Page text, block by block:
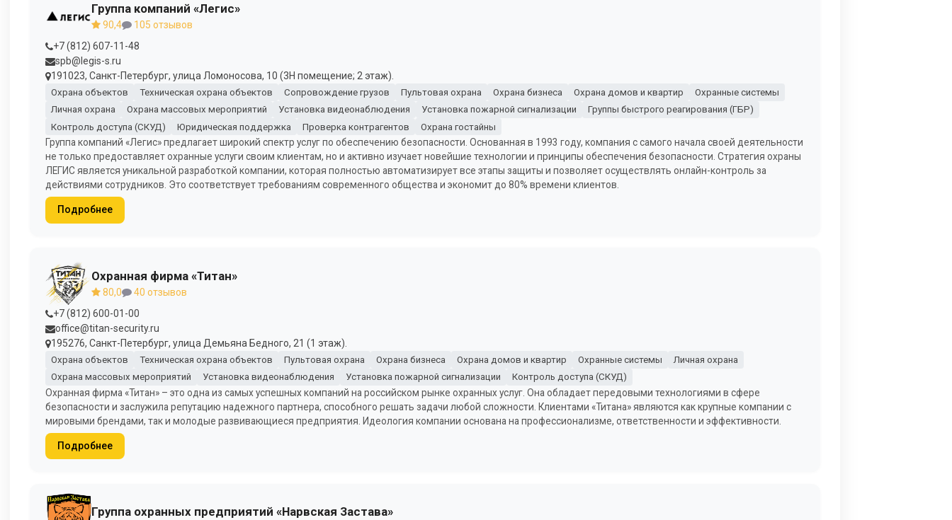
Группа компаний «Легис»
90,4
105 отзывов
+7 (812) 607-11-48
spb@legis-s.ru
191023, Санкт-Петербург, улица Ломоносова, 10 (3Н помещение; 2 этаж).
Охрана объектов Техническая охрана объектов Сопровождение грузов Пультовая охрана Охрана бизнеса Охрана домов и квартир
Охранные системы
Личная охрана
Охрана массовых мероприятий Установка видеонаблюдения Установка пожарной сигнализации
Группы быстрого реагирования (ГБР)
Контроль доступа (СКУД)
Юридическая поддержка Проверка контрагентов Охрана гостайны
Группа компаний «Легис» предлагает широкий спектр услуг по обеспечению безопасности. Основанная в 1993 году, компания с самого начала своей деятельности
не только предоставляет охранные услуги своим клиентам, но и активно изучает новейшие технологии и принципы обеспечения безопасности. Стратегия охраны
ЛЕГИС является уникальной разработкой компании, которая полностью автоматизирует все этапы защиты и позволяет осуществлять онлайн-контроль за
действиями сотрудников. Это соответствует требованиям современного общества и экономит до 80% времени клиентов.
Подробнее
Охранная фирма «Титан»
80,0
40 отзывов
+7 (812) 600-01-00
office@titan-security.ru
195276, Санкт-Петербург, улица Демьяна Бедного, 21 (1 этаж).
Охрана объектов Техническая охрана объектов Пультовая охрана Охрана бизнеса Охрана домов и квартир Охранные системы
Личная охрана
Охрана массовых мероприятий
Установка видеонаблюдения Установка пожарной сигнализации Контроль доступа (СКУД)
Охранная фирма «Титан» – это одна из самых успешных компаний на российском рынке охранных услуг. Она обладает передовыми технологиями в сфере
безопасности и заслужила репутацию надежного партнера, способного решать задачи любой сложности. Клиентами «Титана» являются как крупные компании с
мировыми брендами, так и молодые развивающиеся предприятия. Идеология компании основана на профессионализме, ответственности и эффективности.
Подробнее
Группа охранных предприятий «Нарвская Застава»